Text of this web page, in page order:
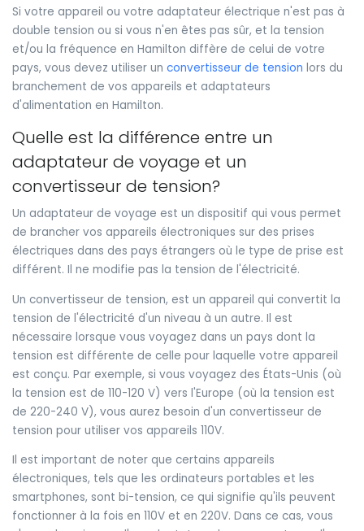
Si votre appareil ou votre adaptateur électrique n'est pas à
double tension ou si vous n'en êtes pas sûr, et la tension
et/ou la fréquence en Hamilton diffère de celui de votre
pays, vous devez utiliser un convertisseur de tension lors du
branchement de vos appareils et adaptateurs
d'alimentation en Hamilton.
Quelle est la différence entre un
adaptateur de voyage et un
convertisseur de tension?
Un adaptateur de voyage est un dispositif qui vous permet
de brancher vos appareils électroniques sur des prises
électriques dans des pays étrangers où le type de prise est
différent. Il ne modifie pas la tension de l'électricité.
Un convertisseur de tension, est un appareil qui convertit la
tension de l'électricité d'un niveau à un autre. Il est
nécessaire lorsque vous voyagez dans un pays dont la
tension est différente de celle pour laquelle votre appareil
est conçu. Par exemple, si vous voyagez des États-Unis (où
la tension est de 110-120 V) vers l'Europe (où la tension est
de 220-240 V), vous aurez besoin d'un convertisseur de
tension pour utiliser vos appareils 110V.
Il est important de noter que certains appareils
électroniques, tels que les ordinateurs portables et les
smartphones, sont bi-tension, ce qui signifie qu'ils peuvent
fonctionner à la fois en 110V et en 220V. Dans ce cas, vous